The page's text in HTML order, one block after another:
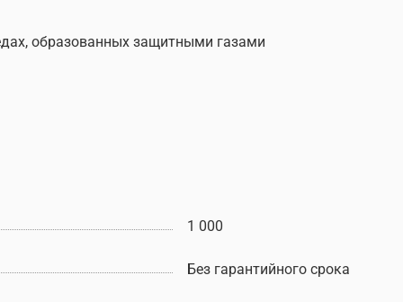
образованных защитными газами
1 000
Без гарантийного срока